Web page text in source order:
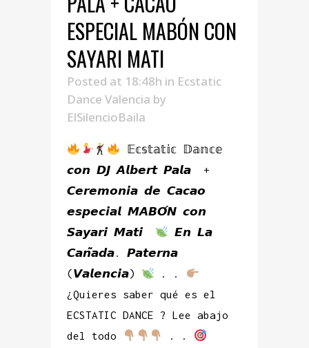
ESPECIAL MABÓN CON
SAYARI MATI
Posted at 18:48h in Ecstatic
Dance Valencia by
ElSilencioBaila
𝔼𝕔𝕤𝕥𝕒𝕥𝕚𝕔 𝔻𝕒𝕟𝕔𝕖
𝙘𝙤𝙣 𝘿𝙅 𝘼𝙡𝙗𝙚𝙧𝙩 𝙋𝙖𝙡𝙖 +
𝘾𝙚𝙧𝙚𝙢𝙤𝙣𝙞𝙖 𝙙𝙚 𝘾𝙖𝙘𝙖𝙤
𝙚𝙨𝙥𝙚𝙘𝙞𝙖𝙡 𝙈𝘼𝘽𝙊́𝙉 𝙘𝙤𝙣
𝙎𝙖𝙮𝙖𝙧𝙞 𝙈𝙖𝙩𝙞
𝙀𝙣 𝙇𝙖
𝘾𝙖𝙣̃𝙖𝙙𝙖. 𝙋𝙖𝙩𝙚𝙧𝙣𝙖
(𝙑𝙖𝙡𝙚𝙣𝙘𝙞𝙖)
. .
¿Quieres saber qué es el
ECSTATIC DANCE ? Lee abajo
del todo
. .